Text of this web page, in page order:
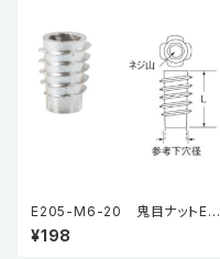
E205-M6-20 鬼目ナットEタ
イプ（5個入り）
¥198